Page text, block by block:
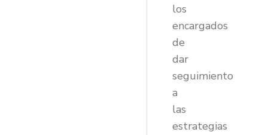
los
encargados
de
dar
seguimiento
a
las
estrategias